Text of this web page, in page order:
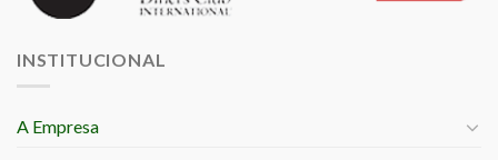
INSTITUCIONAL
A Empresa